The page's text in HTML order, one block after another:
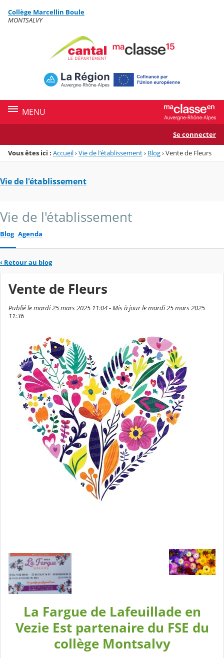
Menu de la rubrique
Contenu
Collège Marcellin Boule
MONTSALVY
MENU
Se connecter
Vous êtes ici : Accueil›Vie de l'établissement› Blog›Vente de Fleurs
Vie de l'établissement
Vie de l'établissement
Blog Agenda
‹ Retour au blog
Vente de Fleurs
Publié le mardi 25 mars 2025 11:04 - Mis à jour le mardi 25 mars 2025
11:36
La Fargue de Lafeuillade en
Vezie Est partenaire du FSE du
collège Montsalvy